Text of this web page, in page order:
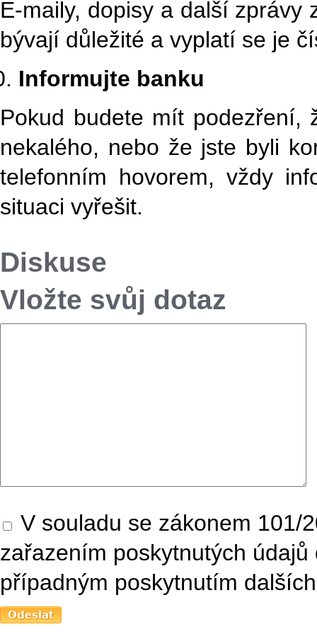
E-maily, dopisy a další zprávy
bývají důležité a vyplatí se je
Informujte banku
Pokud budete mít
nekalého, nebo že jste byli
telefonním hovorem, vždy
situaci vyřešit.
Diskuse
Vložte svůj dotaz
V souladu se zákonem 101/
zařazením poskytnutých
případným poskytnutím